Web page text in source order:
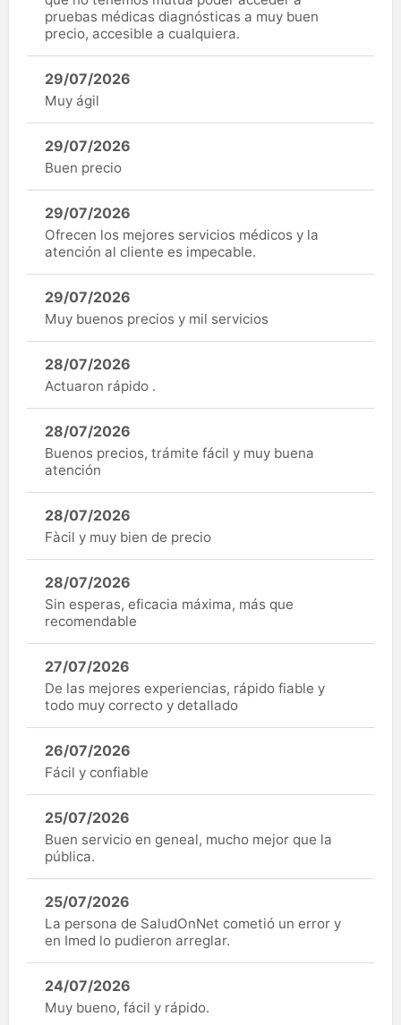
pruebas médicas diagnósticas a muy buen
precio, accesible a cualquiera.
29/07/2026
Muy ágil
29/07/2026
Buen precio
29/07/2026
Ofrecen los mejores servicios médicos y la
atención al cliente es impecable.
29/07/2026
Muy buenos precios y mil servicios
28/07/2026
Actuaron rápido .
28/07/2026
Buenos precios, trámite fácil y muy buena
atención
28/07/2026
Fàcil y muy bien de precio
28/07/2026
Sin esperas, eficacia máxima, más que
recomendable
27/07/2026
De las mejores experiencias, rápido fiable y
todo muy correcto y detallado
26/07/2026
Fácil y confiable
25/07/2026
Buen servicio en geneal, mucho mejor que la
pública.
25/07/2026
La persona de SaludOnNet cometió un error y
en Imed lo pudieron arreglar.
24/07/2026
Muy bueno, fácil y rápido.